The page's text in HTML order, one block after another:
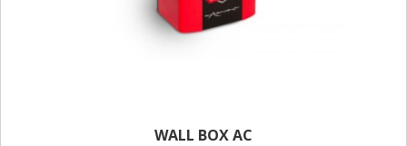
WALL BOX AC